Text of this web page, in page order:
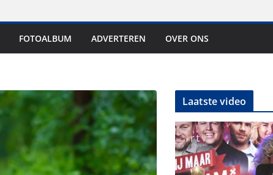
FOTOALBUM ADVERTEREN OVER ONS
Laatste video